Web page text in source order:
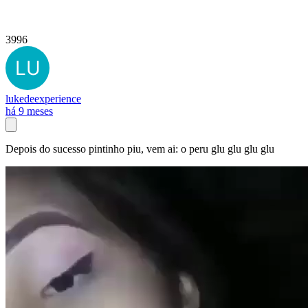
3996
lukedeexperience
há 9 meses
Depois do sucesso pintinho piu, vem ai: o peru glu glu glu glu